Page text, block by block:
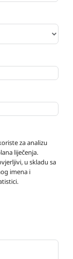
za analizu
liječenja.
u skladu sa